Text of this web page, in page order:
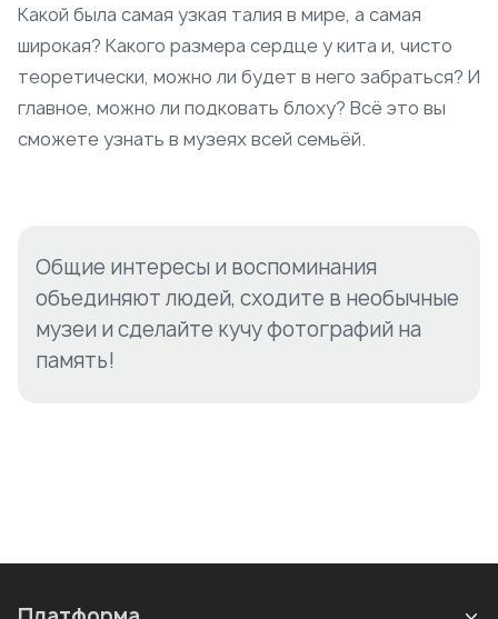
Какой была самая узкая талия в мире, а самая
широкая? Какого размера сердце у кита и, чисто
теоретически, можно ли будет в него забраться? И
главное, можно ли подковать блоху? Всё это вы
сможете узнать в музеях всей семьёй.
Общие интересы и воспоминания
объединяют людей, сходите в необычные
музеи и сделайте кучу фотографий на
память!